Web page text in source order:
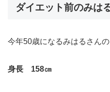
ダイエット前のみは
今年50歳になるみはるさん
身長 158㎝